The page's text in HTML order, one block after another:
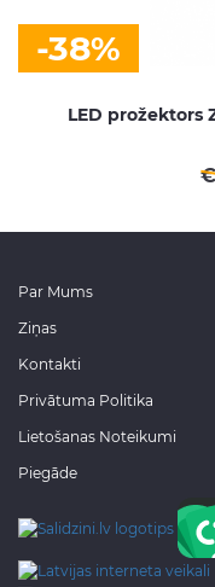
-38%
LED prožektors
€
Par Mums
Ziņas
Kontakti
Privātuma Politika
Lietošanas Noteikumi
Piegāde